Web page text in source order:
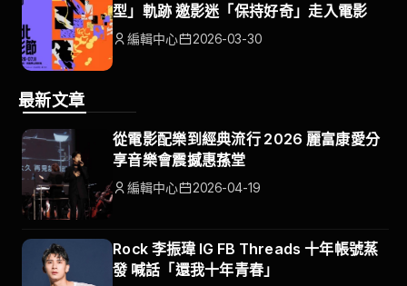
型」軌跡 邀影迷「保持好奇」走入電影
編輯中心 2026-03-30
最新文章
從電影配樂到經典流行 2026 麗富康愛分
享音樂會震撼惠蓀堂
編輯中心 2026-04-19
Rock 李振瑋 IG FB Threads 十年帳號蒸
發 喊話「還我十年青春」